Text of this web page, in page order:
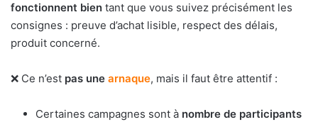
fonctionnent bien tant que vous suivez précisément les
consignes : preuve d’achat lisible, respect des délais,
produit concerné.
❌ Ce n’est pas une arnaque, mais il faut être attentif :
Certaines campagnes sont à nombre de participants